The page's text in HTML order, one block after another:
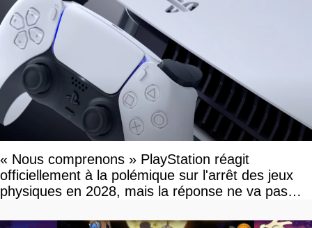
« Nous comprenons » PlayStation réagit
officiellement à la polémique sur l'arrêt des jeux
physiques en 2028, mais la réponse ne va pas